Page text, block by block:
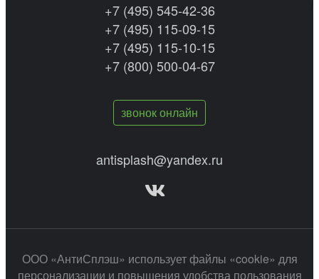
+7 (495) 545-42-36
+7 (495) 115-09-15
+7 (495) 115-10-15
+7 (800) 500-04-67
звонок онлайн
antisplash@yandex.ru
ООО «АнтиСплэш» использует файлы «cookie» для
персонализации и повышения удобства пользования